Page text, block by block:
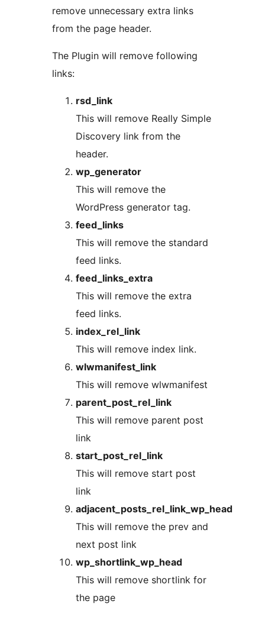
remove unnecessary extra links
from the page header.
The Plugin will remove following
links:
rsd_link
This will remove Really Simple
Discovery link from the
header.
wp_generator
This will remove the
WordPress generator tag.
feed_links
This will remove the standard
feed links.
feed_links_extra
This will remove the extra
feed links.
index_rel_link
This will remove index link.
wlwmanifest_link
This will remove wlwmanifest
parent_post_rel_link
This will remove parent post
link
start_post_rel_link
This will remove start post
link
adjacent_posts_rel_link_wp_head
This will remove the prev and
next post link
wp_shortlink_wp_head
This will remove shortlink for
the page